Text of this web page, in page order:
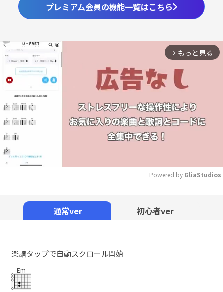
プレミアム会員の機能一覧はこちら
arrow_forward_ios もっと見る
Powered by GliaStudios
通常ver 初心者ver
楽譜タップで自動スクロール開始
Em